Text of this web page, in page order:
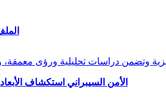
الأمن السيبراني استكشاف